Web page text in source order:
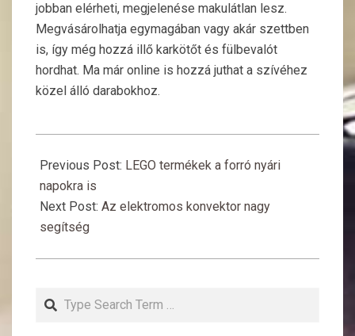
jobban elérheti, megjelenése makulátlan lesz.
Megvásárolhatja egymagában vagy akár szettben
is, így még hozzá illő karkötőt és fülbevalót
hordhat. Ma már online is hozzá juthat a szívéhez
közel álló darabokhoz.
06-
10
Previous Post: LEGO termékek a forró nyári
napokra is
Next Post: Az elektromos konvektor nagy
segítség
Search